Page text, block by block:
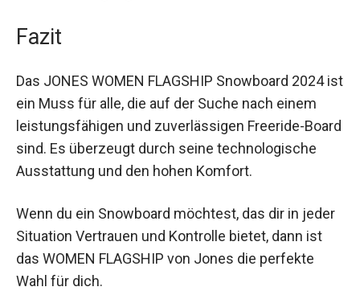
Fazit
Das JONES WOMEN FLAGSHIP Snowboard 2024
ist ein Muss für alle, die auf der Suche nach
einem leistungsfähigen und zuverlässigen
Freeride-Board sind. Es überzeugt durch seine
technologische Ausstattung und den hohen
Wenn du ein Snowboard möchtest, das dir in
jeder Situation Vertrauen und Kontrolle bietet,
dann ist das WOMEN FLAGSHIP von Jones die